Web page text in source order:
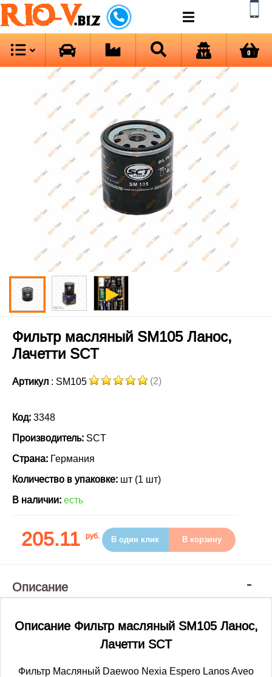
RIO-V.biz
0
Фильтр масляный SM105 Ланос,
Лачетти SCT
Артикул : SM105 (2)
Код: 3348
Производитель: SCT
Страна: Германия
Количество в упаковке: шт (1 шт)
В наличии: есть
205.11 руб. В один клик В корзину
Описание
Описание Фильтр масляный SM105 Ланос,
Лачетти SCT
Фильтр Масляный Daewoo Nexia Espero Lanos Aveo